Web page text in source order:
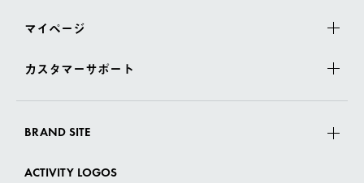
マイページ
カスタマーサポート
BRAND SITE
ACTIVITY LOGOS